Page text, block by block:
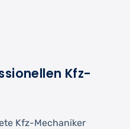
Kfz-
Kfz-Mechaniker